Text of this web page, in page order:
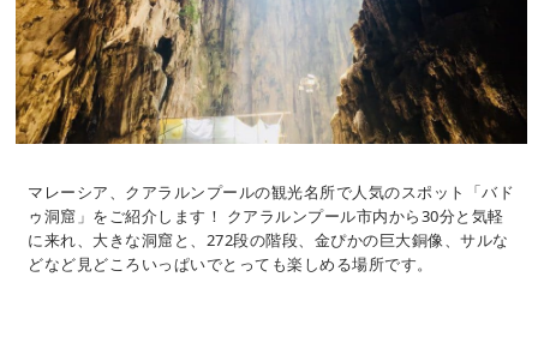
マレーシア、クアラルンプールの観光名所で人気のスポット「バド
ゥ洞窟」をご紹介します！ クアラルンプール市内から30分と気軽
に来れ、大きな洞窟と、272段の階段、金ぴかの巨大銅像、サルな
どなど見どころいっぱいでとっても楽しめる場所です。